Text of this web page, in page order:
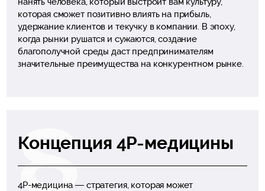
которая сможет позитивно влиять на прибыль,
удержание клиентов и текучку в компании. В эпоху,
когда рынки рушатся и сужаются, создание
благополучной среды даст предпринимателям
значительные преимущества на конкурентном рынке.
Концепция 4P-медицины
4P-медицина — стратегия, которая может